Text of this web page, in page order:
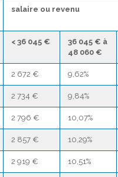
salaire ou revenu
< 36 045 €
36 045 € à
48 060 €
2 672 € 9,62%
2 734 € 9,84%
2 796 € 10,07%
2 857 € 10,29%
2 919 € 10,51%